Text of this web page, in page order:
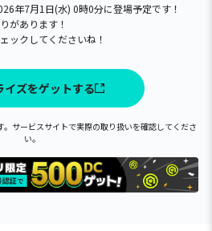
年7月1日(水) 0時0分に登場予定です！
があります！
ックしてくださいね！
イズをゲットする
サービスサイトで実際の取り扱いを確認してくださ
い。